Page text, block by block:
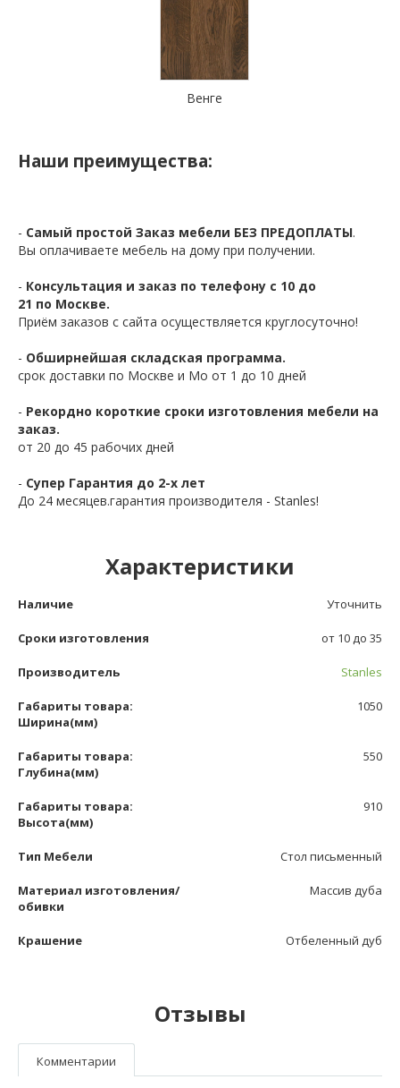
Венге
Наши преимущества:
- Самый простой Заказ мебели БЕЗ ПРЕДОПЛАТЫ.
Вы оплачиваете мебель на дому при получении.
- Консультация и заказ по телефону с 10 до
21 по Москве.
Приём заказов с сайта осуществляется круглосуточно!
- Обширнейшая складская программа.
срок доставки по Москве и Мо от 1 до 10 дней
- Рекордно короткие сроки изготовления мебели на
заказ.
от 20 до 45 рабочих дней
- Супер Гарантия до 2-х лет
До 24 месяцев.гарантия производителя - Stanles!
Характеристики
Наличие Уточнить
Сроки изготовления от 10 до 35
Производитель Stanles
Габариты товара:
Ширина(мм)
1050
Габариты товара:
Глубина(мм)
550
Габариты товара:
Высота(мм)
910
Тип Мебели Стол письменный
Материал изготовления/
обивки
Массив дуба
Крашение Отбеленный дуб
Отзывы
Комментарии